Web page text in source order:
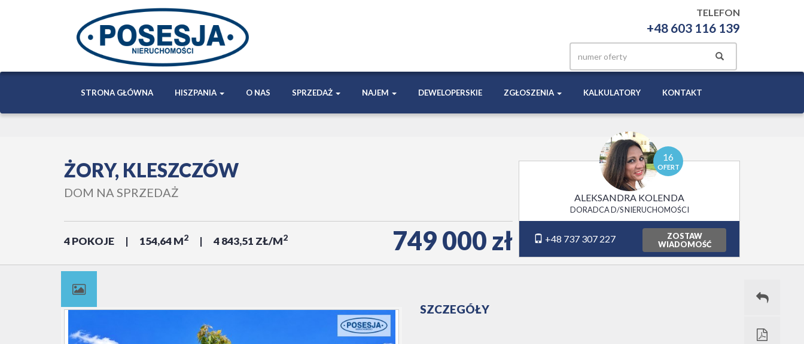
TELEFON
+48 603 116 139
STRONA GŁÓWNA HISZPANIA O NAS SPRZEDAŻ NAJEM DEWELOPERSKIE ZGŁOSZENIA KALKULATORY KONTAKT
ŻORY, KLESZCZÓW
DOM NA SPRZEDAŻ
4 POKOJE 154,64 M2 4 843,51 ZŁ/M2 749 000 zł
16
OFERT
ALEKSANDRA KOLENDA
DORADCA D/S NIERUCHOMOŚCI
+48 737 307 227
ZOSTAW
WIADOMOŚĆ
SZCZEGÓŁY